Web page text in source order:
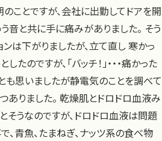
のことですが、会社に出勤してドアを開
う音と共に手に痛みがありました。 そう
は下がりましたが、立て直し 寒かっ
たのですが、「バッチ！」・・・痛かった
も思いましたが静電気のことを調べて
ありました。 乾燥肌とドロドロ血液み
そうなのですが、ドロドロ血液は問題
、青魚、たまねぎ、ナッツ系の食べ物